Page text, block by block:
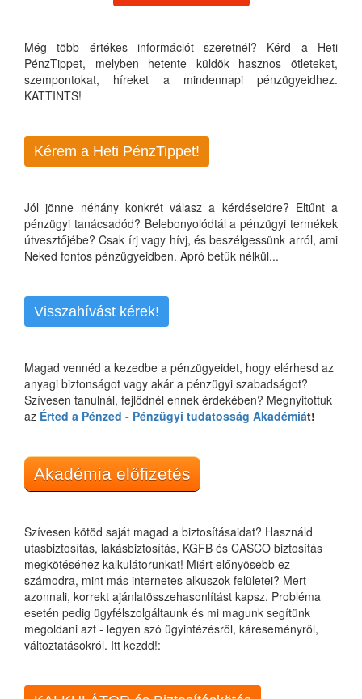
Még több értékes információt szeretnél? Kérd a Heti
PénzTippet, melyben hetente küldök hasznos ötleteket,
szempontokat, híreket a mindennapi pénzügyeidhez.
KATTINTS!
Kérem a Heti PénzTippet!
Jól jönne néhány konkrét válasz a kérdéseidre? Eltűnt a
pénzügyi tanácsadód? Belebonyolódtál a pénzügyi termékek
útvesztőjébe? Csak írj vagy hívj, és beszélgessünk arról, ami
Neked fontos pénzügyeidben. Apró betűk nélkül...
Visszahívást kérek!
Magad vennéd a kezedbe a pénzügyeidet, hogy elérhesd az
anyagi biztonságot vagy akár a pénzügyi szabadságot?
Szívesen tanulnál, fejlődnél ennek érdekében? Megnyitottuk
az Érted a Pénzed - Pénzügyi tudatosság Akadémiát!
Akadémia előfizetés
Szívesen kötöd saját magad a biztosításaidat? Használd
utasbiztosítás, lakásbiztosítás, KGFB és CASCO biztosítás
megkötéséhez kalkulátorunkat! Miért előnyösebb ez
számodra, mint más internetes alkuszok felületei? Mert
azonnali, korrekt ajánlatösszehasonlítást kapsz. Probléma
esetén pedig ügyfélszolgáltaunk és mi magunk segítünk
megoldani azt - legyen szó ügyintézésről, káreseményről,
változtatásokról. Itt kezdd!: